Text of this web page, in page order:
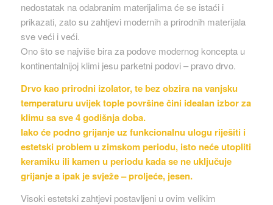
nedostatak na odabranim materijalima će se istaći i
prikazati, zato su zahtjevi modernih a prirodnih materijala
sve veći i veći.
Ono što se najviše bira za podove modernog koncepta u
kontinentalnijoj klimi jesu parketni podovi – pravo drvo.
Drvo kao prirodni izolator, te bez obzira na vanjsku
temperaturu uvijek tople površine čini idealan izbor za
klimu sa sve 4 godišnja doba.
Iako će podno grijanje uz funkcionalnu ulogu riješiti i
estetski problem u zimskom periodu, isto neće utopliti
keramiku ili kamen u periodu kada se ne uključuje
grijanje a ipak je svježe – proljeće, jesen.
Visoki estetski zahtjevi postavljeni u ovim velikim